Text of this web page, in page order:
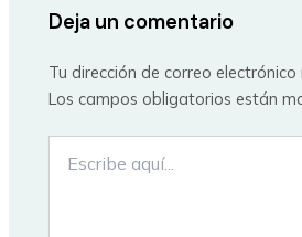
Deja un comentario
Tu dirección de correo electrónico
Los campos obligatorios están
aquí...